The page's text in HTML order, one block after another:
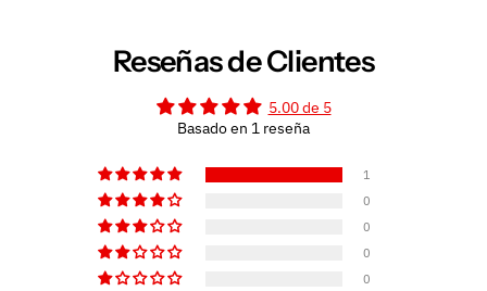
Reseñas de Clientes
5.00 de 5
Basado en 1 reseña
1
0
0
0
0